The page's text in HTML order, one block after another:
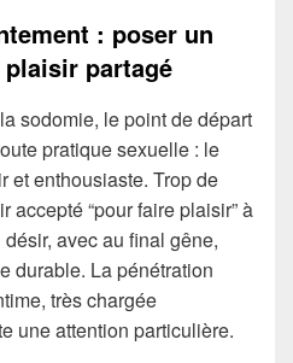
: poser un
partagé
sodomie, le point de départ
pratique sexuelle : le
et enthousiaste. Trop de
accepté “pour faire plaisir” à
avec au final gêne,
durable. La pénétration
très chargée
une attention particulière.